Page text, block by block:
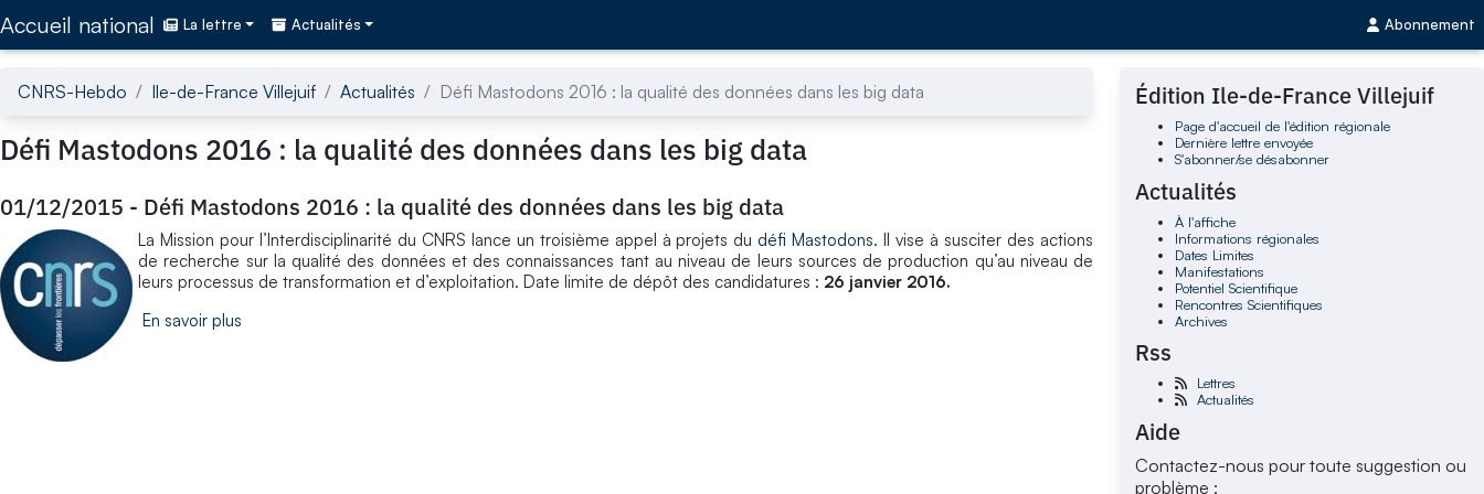
Accueil national La lettre Actualités Abonnement
CNRS-Hebdo Ile-de-France Villejuif Actualités Défi Mastodons 2016 : la qualité des données dans les big data
Défi Mastodons 2016 : la qualité des données dans les big data
01/12/2015 - Défi Mastodons 2016 : la qualité des données dans les big data
La Mission pour l’Interdisciplinarité du CNRS lance un troisième appel à projets du défi Mastodons. Il vise à susciter des actions
de recherche sur la qualité des données et des connaissances tant au niveau de leurs sources de production qu’au niveau de
leurs processus de transformation et d’exploitation. Date limite de dépôt des candidatures : 26 janvier 2016.
En savoir plus
Édition Ile-de-France Villejuif
Page d'accueil de l'édition régionale
Dernière lettre envoyée
S'abonner/se désabonner
Actualités
À l'affiche
Informations régionales
Dates Limites
Manifestations
Potentiel Scientifique
Rencontres Scientifiques
Archives
Rss
Lettres
Actualités
Aide
Contactez-nous pour toute suggestion ou
problème :